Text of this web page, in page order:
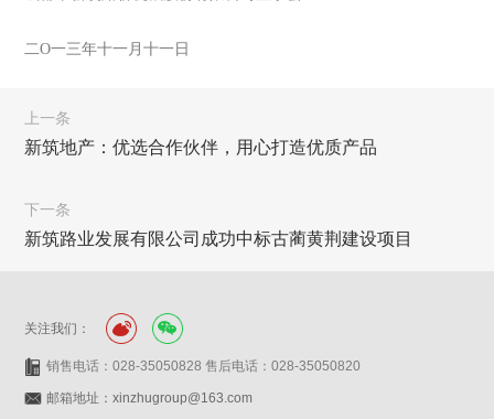
二O一三年十一月十一日
上一条
新筑地产：优选合作伙伴，用心打造优质产品
下一条
新筑路业发展有限公司成功中标古蔺黄荆建设项目
关注我们：
销售电话：028-35050828 售后电话：028-35050820
邮箱地址：xinzhugroup@163.com